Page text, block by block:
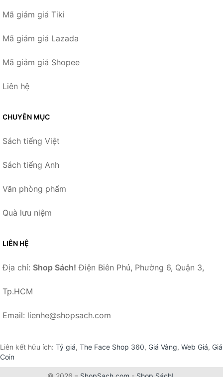
Mã giảm giá Tiki
Mã giảm giá Lazada
Mã giảm giá Shopee
Liên hệ
CHUYÊN MỤC
Sách tiếng Việt
Sách tiếng Anh
Văn phòng phẩm
Quà lưu niệm
LIÊN HỆ
Địa chỉ: Shop Sách! Điện Biên Phủ, Phường 6, Quận 3,
Tp.HCM
Email: lienhe@shopsach.com
Liên kết hữu ích: Tỷ giá, The Face Shop 360, Giá Vàng, Web Giá, Giá
Coin